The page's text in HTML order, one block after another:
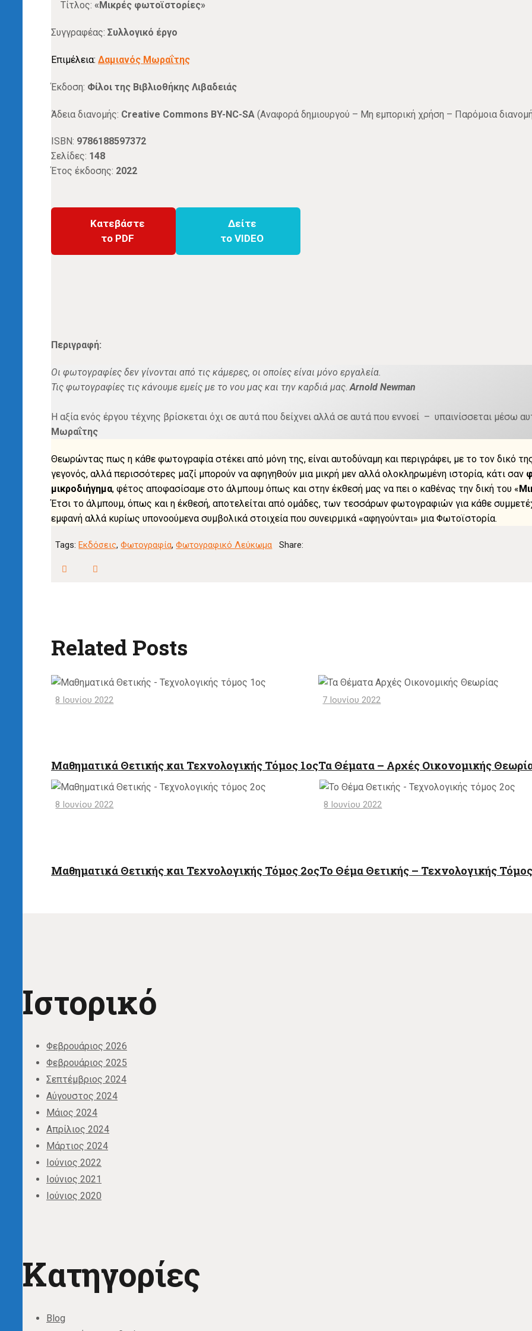
Τίτλος: «Μικρές φωτοϊστορίες»
Συγγραφέας: Συλλογικό έργο
Επιμέλεια: Δαμιανός Μωραΐτης
Έκδοση: Φίλοι της Βιβλιοθήκης Λιβαδειάς
Άδεια διανομής: Creative Commons BY-NC-SA (Αναφορά δημιουργού – Μη εμπορική χρήση – Παρόμοια
ISBN: 9786188597372
Σελίδες: 148
Έτος έκδοσης: 2022
Κατεβάστε
το PDF
Δείτε
το VIDEO
Περιγραφή:
Οι φωτογραφίες δεν γίνονται από τις κάμερες, οι οποίες είναι μόνο εργαλεία.
Τις φωτογραφίες τις κάνουμε εμείς με το νου μας και την καρδιά μας.Arnold Newman
Η αξία ενός έργου τέχνης βρίσκεται όχι σε αυτά που δείχνει αλλά σε αυτά που εννοεί – υπαινίσσεται μέσω
Μωραΐτης
Θεωρώντας πως η κάθε φωτογραφία στέκει από μόνη της, είναι αυτοδύναμη και περιγράφει, με το τον δικό
γεγονός, αλλά περισσότερες μαζί μπορούν να αφηγηθούν μια μικρή μεν αλλά ολοκληρωμένη ιστορία, κάτι σαν
μικροδιήγημα, φέτος αποφασίσαμε στο άλμπουμ όπως και στην έκθεσή μας να πει ο καθένας την δική του «
Έτσι το άλμπουμ, όπως και η έκθεσή, αποτελείται από ομάδες, των τεσσάρων φωτογραφιών για κάθε
εμφανή αλλά κυρίως υπονοούμενα συμβολικά στοιχεία που συνειρμικά «αφηγούνται» μια Φωτοϊστορία.
Tags: Εκδόσεις,Φωτογραφία,Φωτογραφικό Λεύκωμα Share:
Related Posts
8 Ιουνίου 2022
Μαθηματικά Θετικής και Τεχνολογικής Τόμος 1ος
7 Ιουνίου 2022
Τα Θέματα – Αρχές Οικονομικής
8 Ιουνίου 2022
Μαθηματικά Θετικής και Τεχνολογικής Τόμος 2ος
8 Ιουνίου 2022
Το Θέμα Θετικής – Τεχνολογικής
Ιστορικό
Φεβρουάριος 2026
Φεβρουάριος 2025
Σεπτέμβριος 2024
Αύγουστος 2024
Μάιος 2024
Απρίλιος 2024
Μάρτιος 2024
Ιούνιος 2022
Ιούνιος 2021
Ιούνιος 2020
Kατηγορίες
Blog